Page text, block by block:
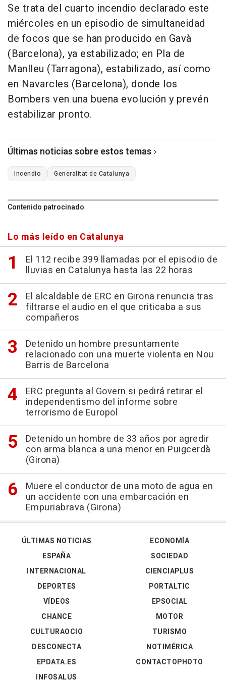
Se trata del cuarto incendio declarado este
miércoles en un episodio de simultaneidad
de focos que se han producido en Gavà
(Barcelona), ya estabilizado; en Pla de
Manlleu (Tarragona), estabilizado, así como
en Navarcles (Barcelona), donde los
Bombers ven una buena evolución y prevén
estabilizar pronto.
Últimas noticias sobre estos temas
Incendio Generalitat de Catalunya
Contenido patrocinado
Lo más leído en Catalunya
El 112 recibe 399 llamadas por el episodio de
lluvias en Catalunya hasta las 22 horas
El alcaldable de ERC en Girona renuncia tras
filtrarse el audio en el que criticaba a sus
compañeros
Detenido un hombre presuntamente
relacionado con una muerte violenta en Nou
Barris de Barcelona
ERC pregunta al Govern si pedirá retirar el
independentismo del informe sobre
terrorismo de Europol
Detenido un hombre de 33 años por agredir
con arma blanca a una menor en Puigcerdà
(Girona)
Muere el conductor de una moto de agua en
un accidente con una embarcación en
Empuriabrava (Girona)
ÚLTIMAS NOTICIAS
ESPAÑA
INTERNACIONAL
DEPORTES
VÍDEOS
ECONOMÍA
SOCIEDAD
CIENCIAPLUS
PORTALTIC
EPSOCIAL
CHANCE
CULTURAOCIO
DESCONECTA
EPDATA.ES
INFOSALUS
MOTOR
TURISMO
NOTIMÉRICA
CONTACTOPHOTO